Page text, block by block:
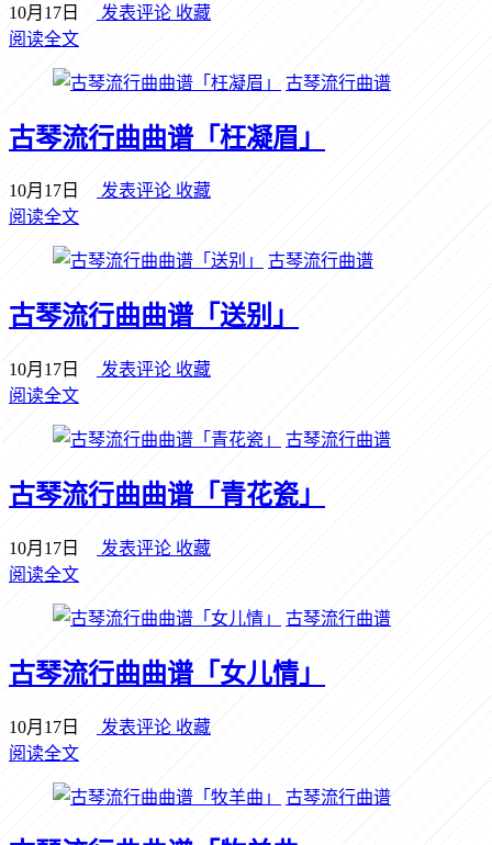
10月17日 发表评论 收藏
阅读全文
古琴流行曲谱
古琴流行曲曲谱「枉凝眉」
10月17日 发表评论 收藏
阅读全文
古琴流行曲谱
古琴流行曲曲谱「送别」
10月17日 发表评论 收藏
阅读全文
古琴流行曲谱
古琴流行曲曲谱「青花瓷」
10月17日 发表评论 收藏
阅读全文
古琴流行曲谱
古琴流行曲曲谱「女儿情」
10月17日 发表评论 收藏
阅读全文
古琴流行曲谱